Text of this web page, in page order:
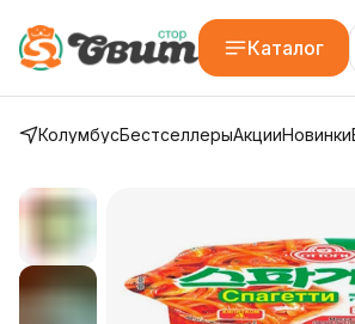
Каталог
КолумбусБестселлерыАкцииНовинки